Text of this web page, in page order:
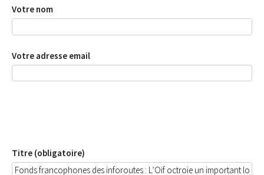
Votre nom
Votre adresse email
Titre (obligatoire)